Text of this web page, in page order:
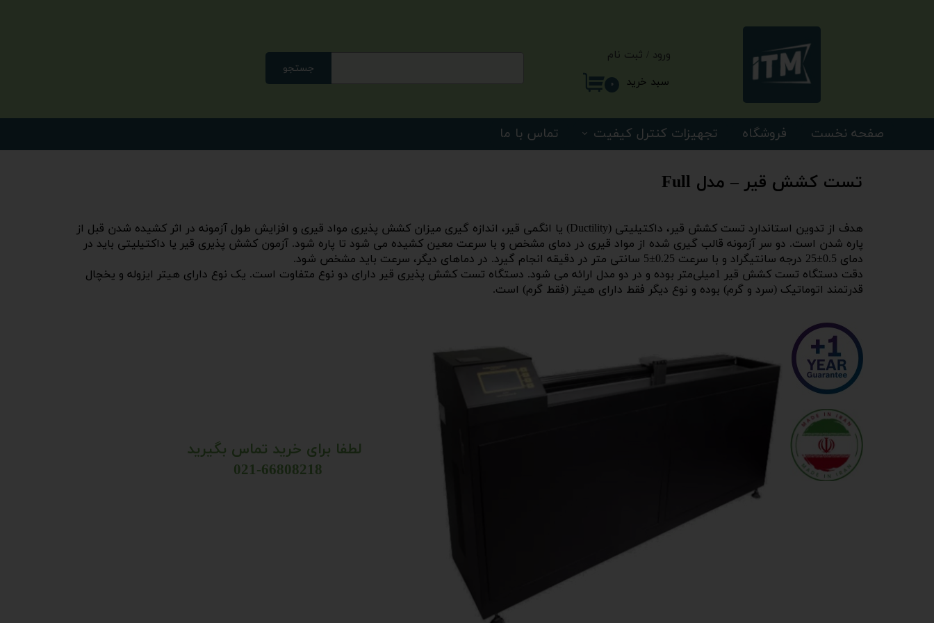
ورود ثبت نام
حساب کاربری من
سفارشات
جستجو
صفحه نخست فروشگاه تجهیزات کنترل کیفیت تماس با ما
۰ سبد خرید
تست کشش قیر – مدل Full
هدف از تدوین استاندارد تست کشش قیر، داکتیلیتی (Ductility) یا انگمی قیر، اندازه گیری میزان کشش پذیری مواد قیری و افزایش طول آزمونه در اثر کشیده شدن قبل از
پاره شدن است. دو سر آزمونه قالب گیری شده از مواد قیری در دمای مشخص و با سرعت معین کشیده می شود تا پاره شود. آزمون کشش پذیری قیر یا داکتیلیتی باید در
دمای 0.5±25 درجه سانتیگراد و با سرعت 0.25±5 سانتی متر در دقیقه انجام گیرد. در دماهای دیگر، سرعت باید مشخص شود.
دقت دستگاه تست کشش قیر 1میلی‌متر بوده و در دو مدل ارائه می شود. دستگاه تست کشش پذیری قیر دارای دو نوع متفاوت است. یک نوع دارای هیتر ایزوله و یخچال
قدرتمند اتوماتیک (سرد و گرم) بوده و نوع دیگر فقط دارای هیتر (فقط گرم) است.
لطفا برای خرید تماس بگیرید